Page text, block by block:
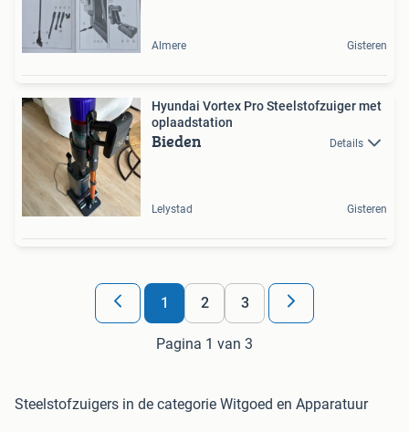
Almere Gisteren
Hyundai Vortex Pro Steelstofzuiger met
oplaadstation
Bieden Details
Lelystad Gisteren
1 2 3
Pagina 1 van 3
Steelstofzuigers in de categorie Witgoed en Apparatuur